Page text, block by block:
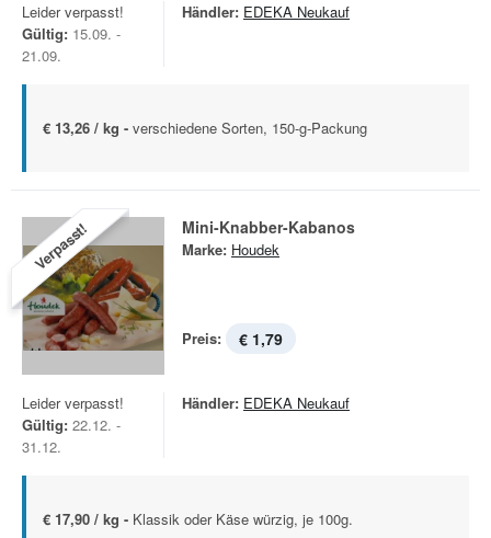
Leider verpasst!
Gültig: 15.09. -
21.09.
Händler: EDEKA Neukauf
€ 13,26 / kg - verschiedene Sorten, 150-g-Packung
Verpasst! Mini-Knabber-Kabanos
Marke: Houdek
Preis: € 1,79
Leider verpasst!
Gültig: 22.12. -
31.12.
Händler: EDEKA Neukauf
€ 17,90 / kg - Klassik oder Käse würzig, je 100g.